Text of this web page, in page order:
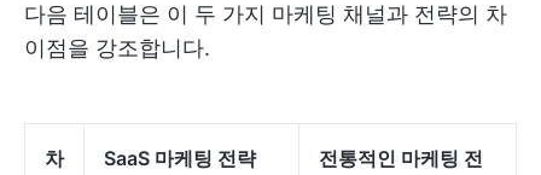
다음 테이블은 이 두 가지 마케팅 채널과 전략의 차
이점을 강조합니다.
차
SaaS 마케팅 전략
전통적인 마케팅 전